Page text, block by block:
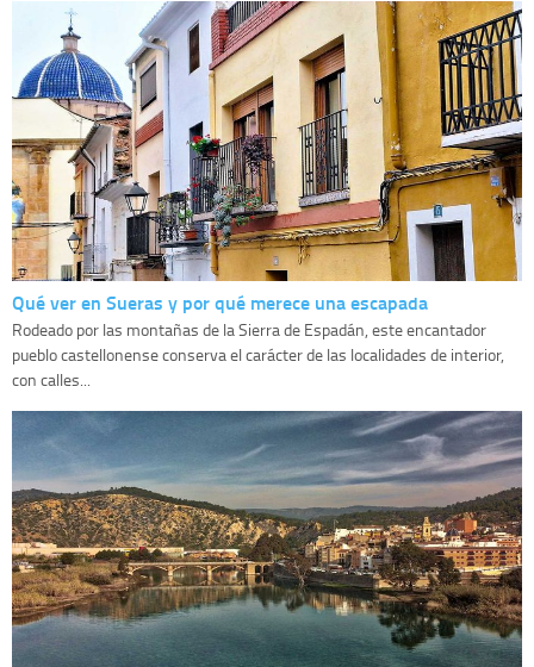
Qué ver en Sueras y por qué merece una escapada
Rodeado por las montañas de la Sierra de Espadán, este encantador
pueblo castellonense conserva el carácter de las localidades de interior,
con calles...